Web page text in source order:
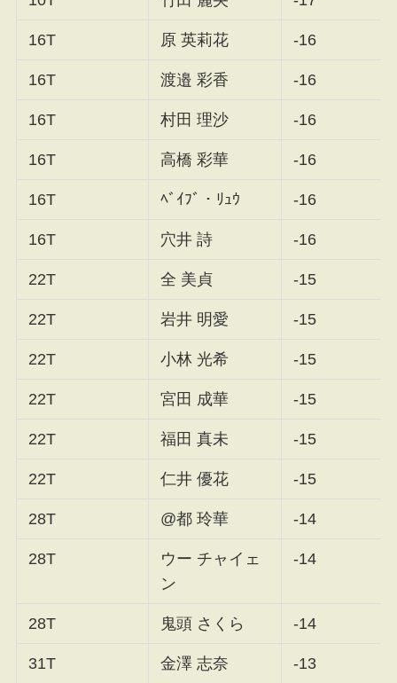
16T 原 英莉花 -16
16T 渡邉 彩香 -16
16T 村田 理沙 -16
16T 高橋 彩華 -16
16T ﾍﾞｲﾌﾞ・ﾘｭｳ -16
16T 穴井 詩 -16
22T 全 美貞 -15
22T 岩井 明愛 -15
22T 小林 光希 -15
22T 宮田 成華 -15
22T 福田 真未 -15
22T 仁井 優花 -15
28T @都 玲華 -14
28T
ウー チャイェ
ン
-14
28T 鬼頭 さくら -14
31T 金澤 志奈 -13